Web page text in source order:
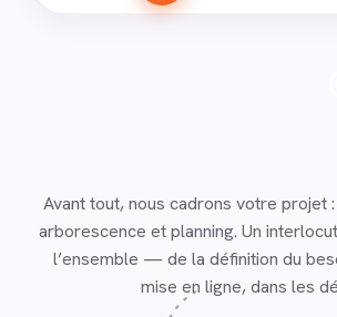
Avant tout, nous cadrons votre projet
arborescence et planning. Un
l’ensemble — de la définition du
mise en ligne, dans les